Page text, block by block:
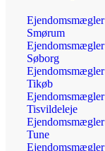
Ejendomsmægler
Smørum
Ejendomsmægler
Søborg
Ejendomsmægler
Tikøb
Ejendomsmægler
Tisvildeleje
Ejendomsmægler
Tune
Ejendomsmægler